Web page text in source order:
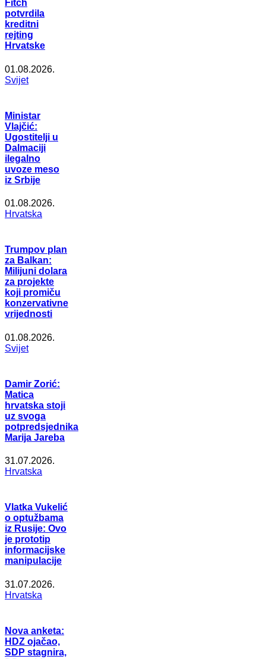
Fitch
potvrdila
kreditni
rejting
Hrvatske
01.08.2026.
Svijet
Ministar
Vlajčić:
Ugostitelji u
Dalmaciji
ilegalno
uvoze meso
iz Srbije
01.08.2026.
Hrvatska
Trumpov plan
za Balkan:
Milijuni dolara
za projekte
koji promiču
konzervativne
vrijednosti
01.08.2026.
Svijet
Damir Zorić:
Matica
hrvatska stoji
uz svoga
potpredsjednika
Marija Jareba
31.07.2026.
Hrvatska
Vlatka Vukelić
o optužbama
iz Rusije: Ovo
je prototip
informacijske
manipulacije
31.07.2026.
Hrvatska
Nova anketa:
HDZ ojačao,
SDP stagnira,